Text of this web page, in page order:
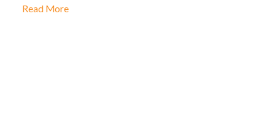
Read More